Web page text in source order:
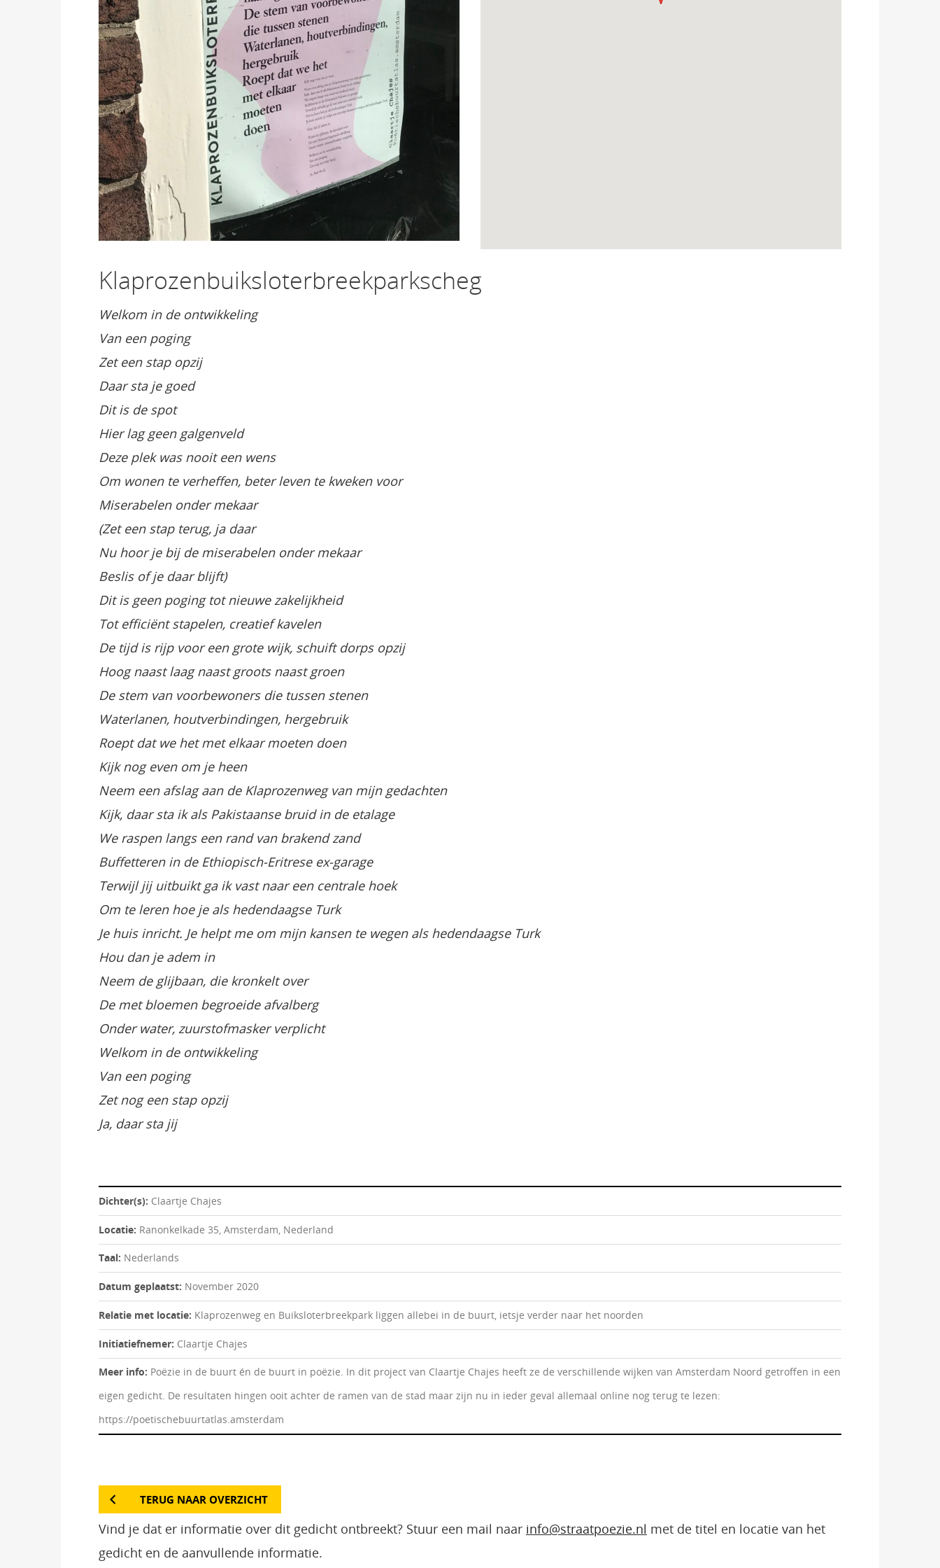
Klaprozenbuiksloterbreekparkscheg
Welkom in de ontwikkeling
Van een poging
Zet een stap opzij
Daar sta je goed
Dit is de spot
Hier lag geen galgenveld
Deze plek was nooit een wens
Om wonen te verheffen, beter leven te kweken voor
Miserabelen onder mekaar
(Zet een stap terug, ja daar
Nu hoor je bij de miserabelen onder mekaar
Beslis of je daar blijft)
Dit is geen poging tot nieuwe zakelijkheid
Tot efficiënt stapelen, creatief kavelen
De tijd is rijp voor een grote wijk, schuift dorps opzij
Hoog naast laag naast groots naast groen
De stem van voorbewoners die tussen stenen
Waterlanen, houtverbindingen, hergebruik
Roept dat we het met elkaar moeten doen
Kijk nog even om je heen
Neem een afslag aan de Klaprozenweg van mijn gedachten
Kijk, daar sta ik als Pakistaanse bruid in de etalage
We raspen langs een rand van brakend zand
Buffetteren in de Ethiopisch-Eritrese ex-garage
Terwijl jij uitbuikt ga ik vast naar een centrale hoek
Om te leren hoe je als hedendaagse Turk
Je huis inricht. Je helpt me om mijn kansen te wegen als hedendaagse Turk
Hou dan je adem in
Neem de glijbaan, die kronkelt over
De met bloemen begroeide afvalberg
Onder water, zuurstofmasker verplicht
Welkom in de ontwikkeling
Van een poging
Zet nog een stap opzij
Ja, daar sta jij
Dichter(s): Claartje Chajes
Locatie: Ranonkelkade 35, Amsterdam, Nederland
Taal: Nederlands
Datum geplaatst: November 2020
Relatie met locatie: Klaprozenweg en Buiksloterbreekpark liggen allebei in de buurt, ietsje verder naar het noorden
Initiatiefnemer: Claartje Chajes
Meer info: Poëzie in de buurt én de buurt in poëzie. In dit project van Claartje Chajes heeft ze de verschillende wijken van Amsterdam Noord getroffen in een
eigen gedicht. De resultaten hingen ooit achter de ramen van de stad maar zijn nu in ieder geval allemaal online nog terug te lezen:
https://poetischebuurtatlas.amsterdam
TERUG NAAR OVERZICHT
Vind je dat er informatie over dit gedicht ontbreekt? Stuur een mail naar info@straatpoezie.nl met de titel en locatie van het
gedicht en de aanvullende informatie.